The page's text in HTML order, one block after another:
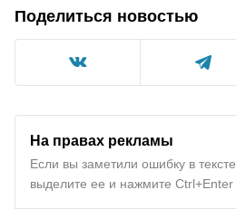
Поделиться новостью
На правах рекламы
Если вы заметили ошибку в тексте,
выделите ее и нажмите Ctrl+Enter